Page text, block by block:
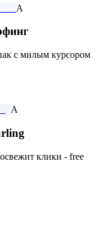
A
с милым курсором
A
клики - free